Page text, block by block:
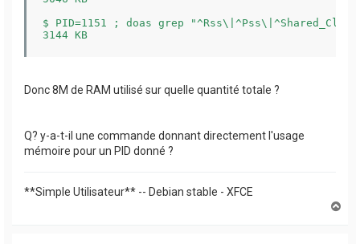
$ PID=1151 ; doas grep
Donc 8M de RAM utilisé sur quelle quantité totale ?
Q? y-a-t-il une commande donnant directement l'usage
mémoire pour un PID donné ?
**Simple Utilisateur** -- Debian stable - XFCE